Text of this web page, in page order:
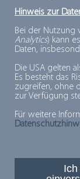
Hinweis zur
Bei der Nutzung
Analytics) kann
Daten,
Die USA gelten
Es besteht das
zugreifen, ohne
zur Verfügung
Für weitere
Ich
(Haben Sie
Sie sich bitte